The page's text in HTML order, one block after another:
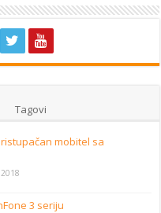
Tagovi
mobitel sa
3 seriju